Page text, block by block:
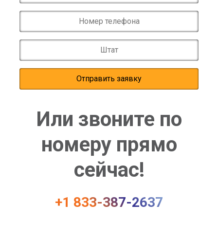
Или звоните по
номеру прямо
сейчас!
+1 833-387-2637